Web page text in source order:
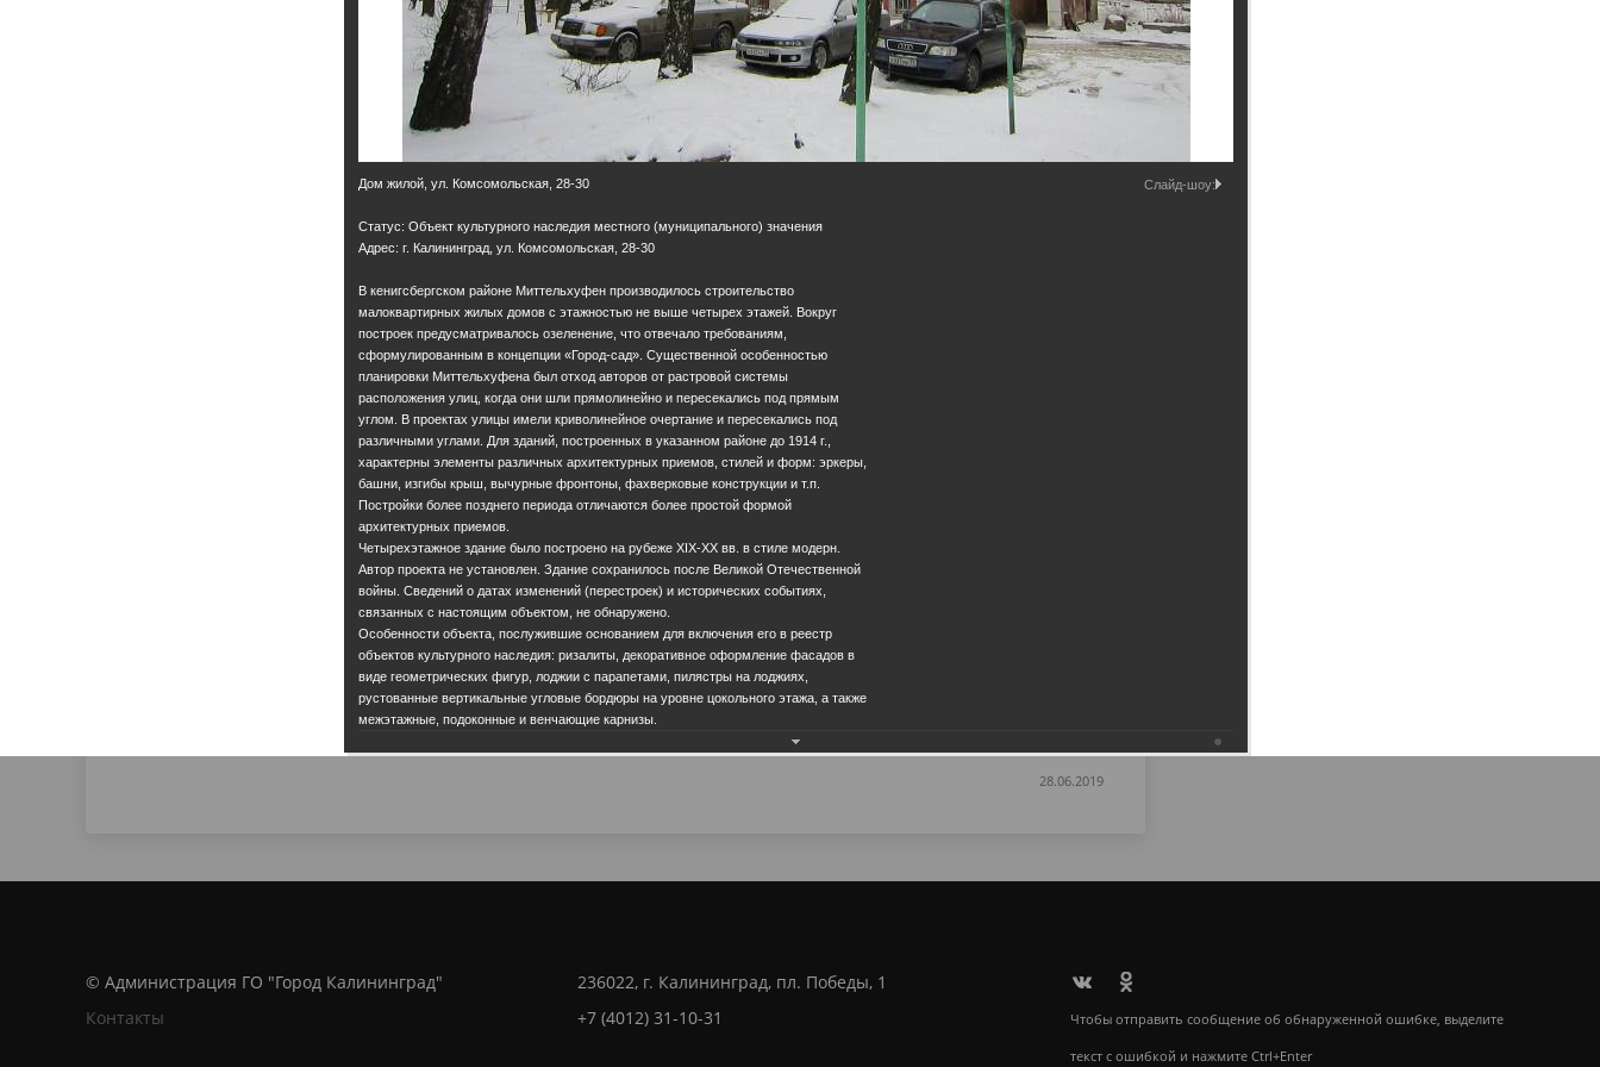
Еще фотографии
28.06.2019
© Администрация ГО "Город Калининград"
Контакты
236022, г. Калининград, пл. Победы, 1
+7 (4012) 31-10-31
Чтобы отправить сообщение об обнаруженной ошибке, выделите
текст с ошибкой и нажмите Ctrl+Enter
Дом жилой, ул. Комсомольская, 28-30
Статус: Объект культурного наследия местного (муниципального) значения
Адрес: г. Калининград, ул. Комсомольская, 28-30
В кенигсбергском районе Миттельхуфен производилось строительство
малоквартирных жилых домов с этажностью не выше четырех этажей. Вокруг
построек предусматривалось озеленение, что отвечало требованиям,
сформулированным в концепции «Город-сад». Существенной особенностью
планировки Миттельхуфена был отход авторов от растровой системы
расположения улиц, когда они шли прямолинейно и пересекались под прямым
углом. В проектах улицы имели криволинейное очертание и пересекались под
различными углами. Для зданий, построенных в указанном районе до 1914 г.,
характерны элементы различных архитектурных приемов, стилей и форм: эркеры,
башни, изгибы крыш, вычурные фронтоны, фахверковые конструкции и т.п.
Постройки более позднего периода отличаются более простой формой
архитектурных приемов.
Четырехэтажное здание было построено на рубеже ХIХ-ХХ вв. в стиле модерн.
Автор проекта не установлен. Здание сохранилось после Великой Отечественной
войны. Сведений о датах изменений (перестроек) и исторических событиях,
связанных с настоящим объектом, не обнаружено.
Особенности объекта, послужившие основанием для включения его в реестр
объектов культурного наследия: ризалиты, декоративное оформление фасадов в
виде геометрических фигур, лоджии с парапетами, пилястры на лоджиях,
рустованные вертикальные угловые бордюры на уровне цокольного этажа, а также
межэтажные, подоконные и венчающие карнизы.
Слайд-шоу: